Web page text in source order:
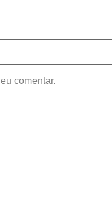
comentar.